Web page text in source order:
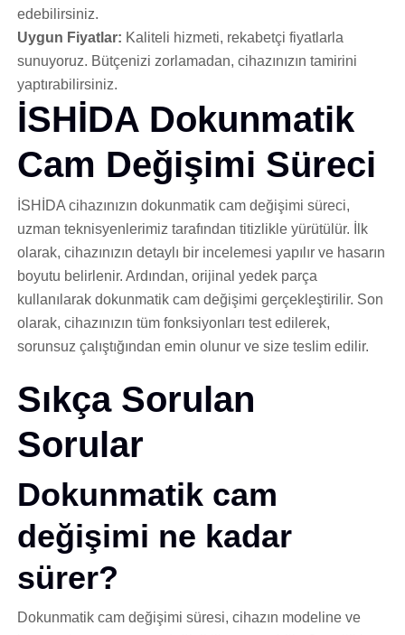
edebilirsiniz.
Uygun Fiyatlar: Kaliteli hizmeti, rekabetçi fiyatlarla
sunuyoruz. Bütçenizi zorlamadan, cihazınızın tamirini
yaptırabilirsiniz.
İSHİDA Dokunmatik
Cam Değişimi Süreci
İSHİDA cihazınızın dokunmatik cam değişimi süreci,
uzman teknisyenlerimiz tarafından titizlikle yürütülür. İlk
olarak, cihazınızın detaylı bir incelemesi yapılır ve hasarın
boyutu belirlenir. Ardından, orijinal yedek parça
kullanılarak dokunmatik cam değişimi gerçekleştirilir. Son
olarak, cihazınızın tüm fonksiyonları test edilerek,
sorunsuz çalıştığından emin olunur ve size teslim edilir.
Sıkça Sorulan
Sorular
Dokunmatik cam
değişimi ne kadar
sürer?
Dokunmatik cam değişimi süresi, cihazın modeline ve